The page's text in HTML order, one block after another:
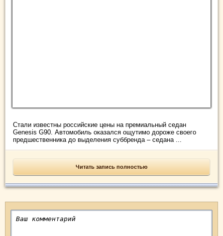
Стали известны российские цены на премиальный седан
Genesis G90. Автомобиль оказался ощутимо дороже своего
предшественника до выделения суббренда – седана ...
Читать запись полностью